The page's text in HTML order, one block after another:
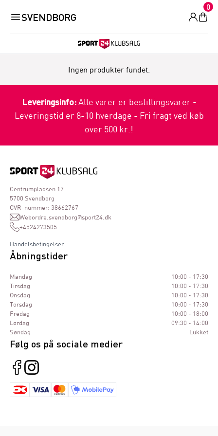
SVENDBORG
0
Ingen produkter fundet.
Leveringsinfo:Alle varer er bestillingsvarer -
Leveringstid er 8-10 hverdage - Fri fragt ved køb
over 500 kr.!
Centrumpladsen 17
5700 Svendborg
CVR-nummer: 38662767
Webordre.svendborg@sport24.dk
+4524273505
Handelsbetingelser
Åbningstider
Mandag
10:00 - 17:30
Tirsdag
10:00 - 17:30
Onsdag
10:00 - 17:30
Torsdag
10:00 - 17:30
Fredag
10:00 - 18:00
Lørdag
09:30 - 14:00
Søndag
Lukket
Følg os på sociale medier